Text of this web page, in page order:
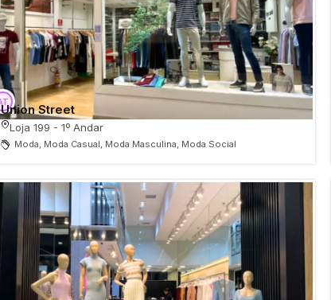
Union Street
Loja 199 - 1º Andar
Moda, Moda Casual, Moda Masculina, Moda Social